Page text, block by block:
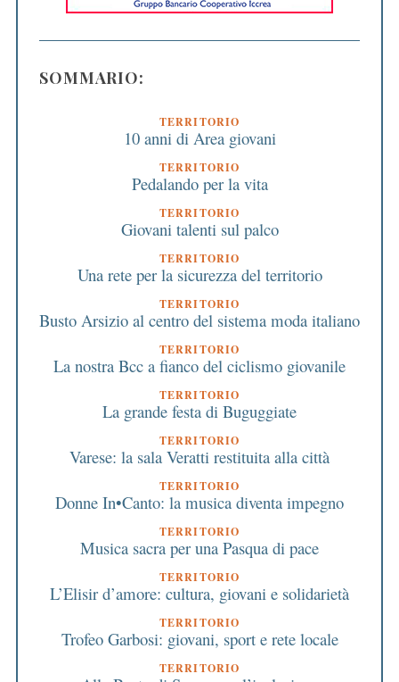
SOMMARIO:
TERRITORIO
10 anni di Area giovani
TERRITORIO
Pedalando per la vita
TERRITORIO
Giovani talenti sul palco
TERRITORIO
Una rete per la sicurezza del territorio
TERRITORIO
Busto Arsizio al centro del sistema moda italiano
TERRITORIO
La nostra Bcc a fianco del ciclismo giovanile
TERRITORIO
La grande festa di Buguggiate
TERRITORIO
Varese: la sala Veratti restituita alla città
TERRITORIO
Donne In•Canto: la musica diventa impegno
TERRITORIO
Musica sacra per una Pasqua di pace
TERRITORIO
L’Elisir d’amore: cultura, giovani e solidarietà
TERRITORIO
Trofeo Garbosi: giovani, sport e rete locale
TERRITORIO